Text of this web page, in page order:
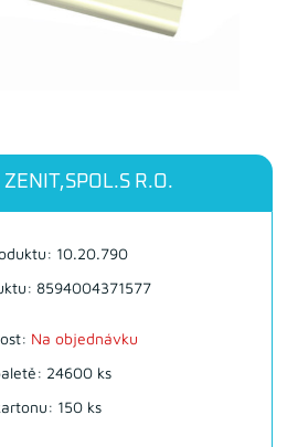
ZENIT,SPOL.S R.O.
10.20.790
8594004371577
Na objednávku
24600 ks
150 ks